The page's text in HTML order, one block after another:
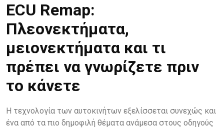
ECU Remap:
Πλεονεκτήματα,
μειονεκτήματα και τι
πρέπει να γνωρίζετε πριν
το κάνετε
Η τεχνολογία των αυτοκινήτων εξελίσσεται συνεχώς και
ένα από τα πιο δημοφιλή θέματα ανάμεσα στους οδηγούς